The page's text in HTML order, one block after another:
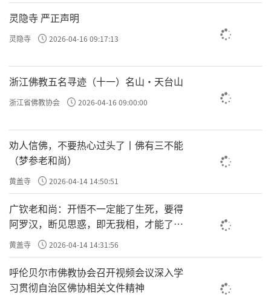
灵隐寺 严正声明
灵隐寺 2026-04-16 09:17:13
浙江佛教五名寻迹（十一）名山·天台山
浙江省佛教协会 2026-04-16 09:00:00
劝人信佛，不要热心过头了丨佛有三不能
（梦参老和尚）
黄盖寺 2026-04-14 14:50:51
广钦老和尚：开悟不一定能了生死，要得
阿罗汉，断见思惑，即无我相，才能了生
死
黄盖寺 2026-04-14 14:31:56
呼伦贝尔市佛教协会召开视频会议深入学
习贯彻自治区佛协相关文件精神